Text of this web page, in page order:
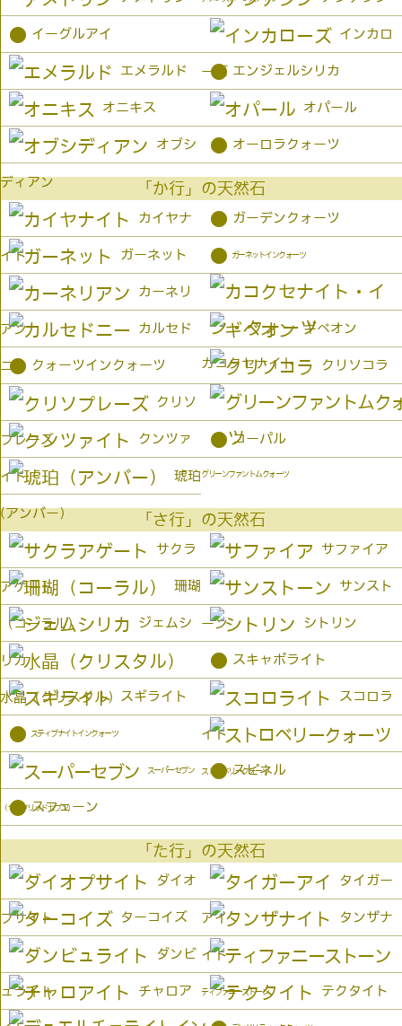
● イーグルアイ インカロ
ーズ
エメラルド ● エンジェルシリカ
オニキス オパール
オブシ
ディアン
● オーロラクォーツ
「か行」の天然石
カイヤナ
イト
● ガーデンクォーツ
ガーネット ● ガーネットインクォーツ
カーネリ
アン
カコクセナイト
カルセド
ニー
ギベオン
● クォーツインクォーツ クリソコラ
クリソ
プレーズ
グリーンファントムクォーツ
クンツァ
イト
● コーパル
琥珀
(アンバー） 「さ行」の天然石
サクラ
アゲート
サファイア
珊瑚
（コーラル）
サンスト
ーン
ジェムシ
リカ
シトリン
水晶（クリスタル）
● スキャポライト
スギライト スコロラ
イト
● スティブナイトインクォーツ
ストロベリークォーツ
スーパーセブン
（セイクリッドセブン）
● スピネル
● スフェーン
「た行」の天然石
ダイオ
プサイト
タイガー
アイ
ターコイズ タンザナ
イト
ダンビ
ュライト ティファニーストーン
チャロア テクタイト